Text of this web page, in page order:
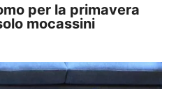
per la primavera
mocassini